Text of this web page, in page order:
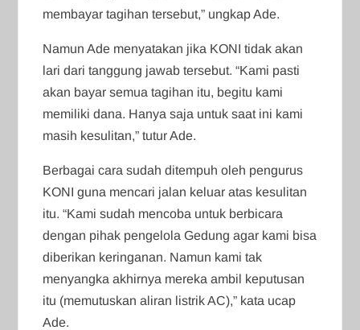
membayar tagihan tersebut,” ungkap Ade.
Namun Ade menyatakan jika KONI tidak akan
lari dari tanggung jawab tersebut. “Kami pasti
akan bayar semua tagihan itu, begitu kami
memiliki dana. Hanya saja untuk saat ini kami
masih kesulitan,” tutur Ade.
Berbagai cara sudah ditempuh oleh pengurus
KONI guna mencari jalan keluar atas kesulitan
itu. “Kami sudah mencoba untuk berbicara
dengan pihak pengelola Gedung agar kami bisa
diberikan keringanan. Namun kami tak
menyangka akhirnya mereka ambil keputusan
itu (memutuskan aliran listrik AC),” kata ucap
Ade.